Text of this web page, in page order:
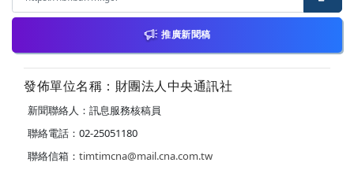
推廣新聞稿
發佈單位名稱：財團法人中央通訊社
新聞聯絡人：訊息服務核稿員
聯絡電話：02-25051180
聯絡信箱： timtimcna@mail.cna.com.tw